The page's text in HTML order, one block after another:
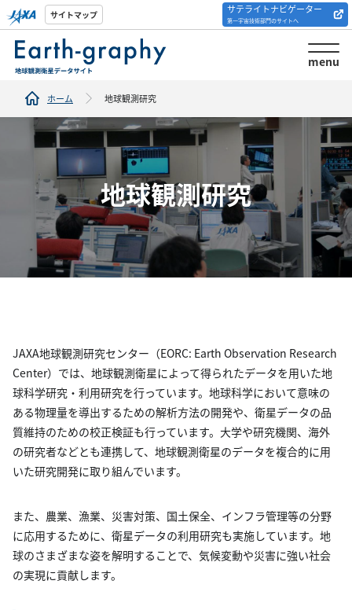
サイトマップ サテライトナビゲーター
第一宇宙技術部門のサイトへ
menu
解析ツール/サイトの
紹介
ホーム 地球観測研究
地球観測研究
JAXA地球観測研究センター（EORC: Earth Observation Research
Center）では、地球観測衛星によって得られたデータを用いた地
球科学研究・利用研究を行っています。地球科学において意味の
ある物理量を導出するための解析方法の開発や、衛星データの品
質維持のための校正検証も行っています。大学や研究機関、海外
の研究者などとも連携して、地球観測衛星のデータを複合的に用
いた研究開発に取り組んでいます。
また、農業、漁業、災害対策、国土保全、インフラ管理等の分野
に応用するために、衛星データの利用研究も実施しています。地
球のさまざまな姿を解明することで、気候変動や災害に強い社会
の実現に貢献します。